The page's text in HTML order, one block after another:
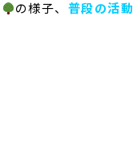
の様子、 普段の活動